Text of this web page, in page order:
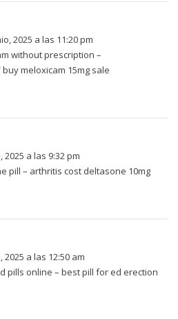
2025 a las 11:20 pm
without prescription –
buy meloxicam 15mg sale
2025 a las 9:32 pm
pill – arthritis cost deltasone 10mg
2025 a las 12:50 am
pills online – best pill for ed erection